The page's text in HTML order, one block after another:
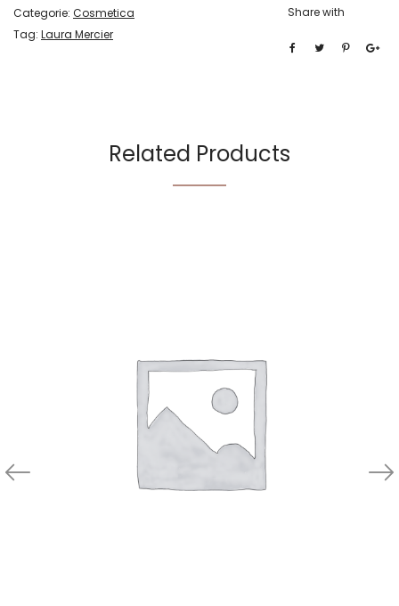
Categorie: Cosmetica
Tag: Laura Mercier
Share with
Related Products